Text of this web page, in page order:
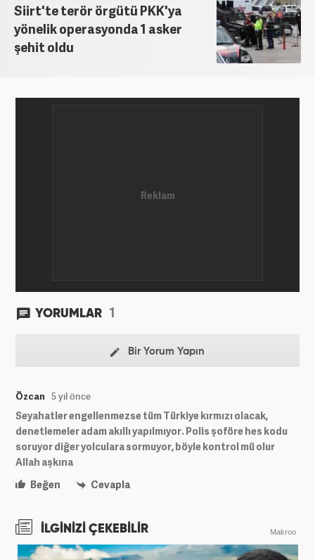
Siirt'te terör örgütü PKK'ya
yönelik operasyonda 1 asker
şehit oldu
YORUMLAR 1
Bir Yorum Yapın
Özcan 5 yıl önce
Seyahatler engellenmezse tüm Türkiye kırmızı olacak,
denetlemeler adam akıllı yapılmıyor. Polis şoföre hes kodu
soruyor diğer yolculara sormuyor, böyle kontrol mü olur
Allah aşkına
Beğen
Cevapla
İLGİNİZİ ÇEKEBİLİR Makroo